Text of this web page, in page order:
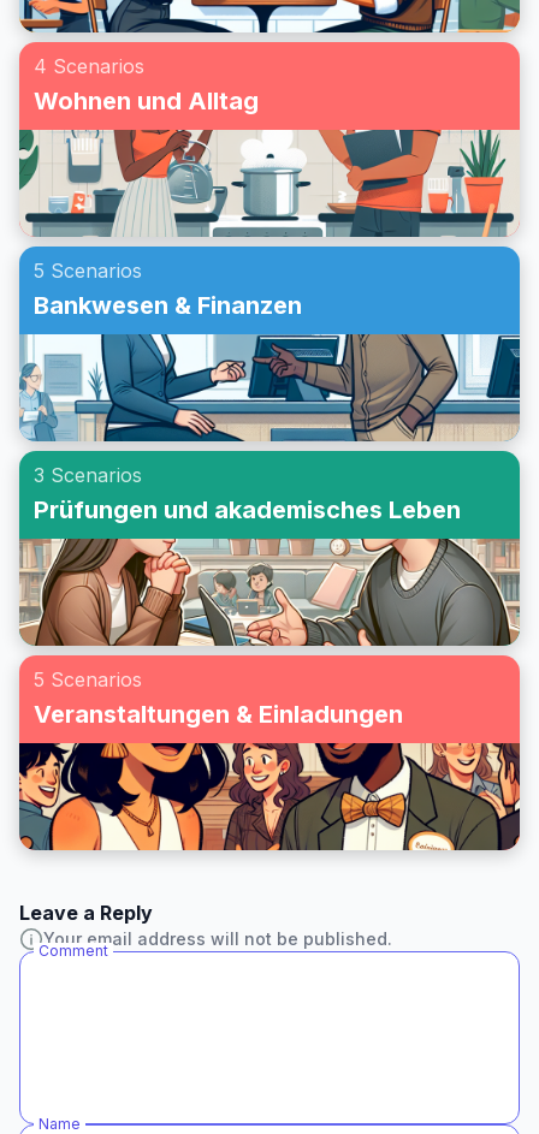
4 Scenarios
Wohnen und Alltag
5 Scenarios
Bankwesen & Finanzen
3 Scenarios
Prüfungen und akademisches Leben
5 Scenarios
Veranstaltungen & Einladungen
Leave a Reply
Your email address will not be published.
Comment
Name